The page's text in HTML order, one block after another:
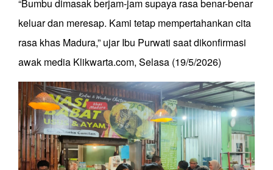
“Bumbu dimasak berjam-jam supaya rasa benar-benar
keluar dan meresap. Kami tetap mempertahankan cita
rasa khas Madura,” ujar Ibu Purwati saat dikonfirmasi
awak media Klikwarta.com, Selasa (19/5/2026)